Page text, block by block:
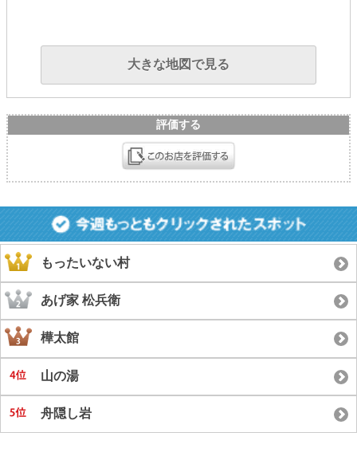
大きな地図で見る
評価する
もったいない村
あげ家 松兵衛
樺太館
山の湯
舟隠し岩